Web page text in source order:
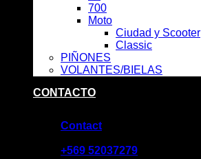
700
Moto
Ciudad y Scooter
Classic
PIÑONES
VOLANTES/BIELAS
CONTACTO
Contact
+569 52037279